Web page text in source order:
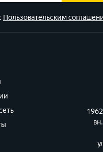
Пользовательским